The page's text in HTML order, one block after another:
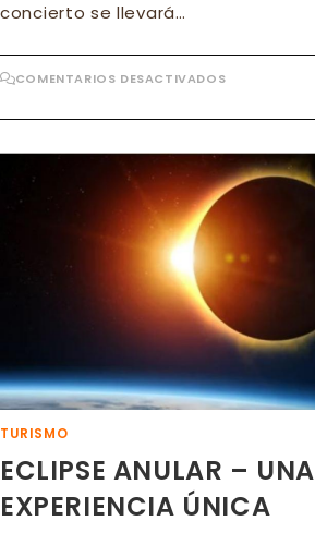
concierto se llevará…
COMENTARIOS DESACTIVADOSEN
LLEGA
EL
CALAFATE!
TURISMO
ECLIPSE ANULAR – UNA
EXPERIENCIA ÚNICA